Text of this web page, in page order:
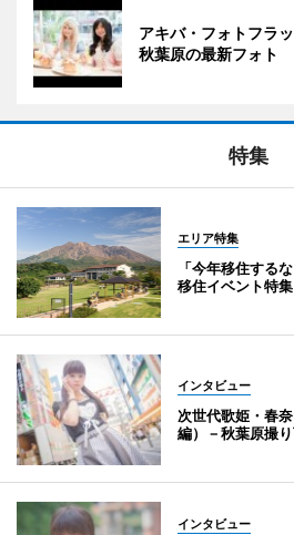
アキバ・フォトフラ
秋葉原の最新フォト
特集
エリア特集
「今年移住する
移住イベント特
インタビュー
次世代歌姫・春
編）－秋葉原撮
インタビュー